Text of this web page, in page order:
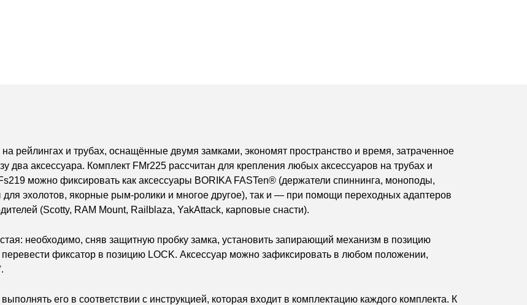
рейлингах и трубах, оснащённые двумя замками, экономят пространство и время, затраченное
два аксессуара. Комплект FMr225 рассчитан для крепления любых аксессуаров на трубах и
можно фиксировать как аксессуары BORIKA FASTen® (держатели спиннинга, моноподы,
эхолотов, якорные рым-ролики и многое другое), так и — при помощи переходных адаптеров
(Scotty, RAM Mount, Railblaza, YakAttack, карповые снасти).
необходимо, сняв защитную пробку замка, установить запирающий механизм в позицию
перевести фиксатор в позицию LOCK. Аксессуар можно зафиксировать в любом положении,
его в соответствии с инструкцией, которая входит в комплектацию каждого комплекта. К